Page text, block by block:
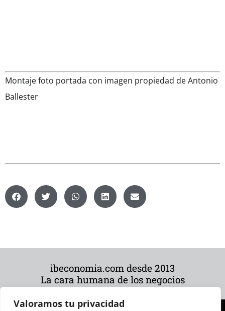
Valoramos tu privacidad
Montaje foto portada con imagen propiedad de Antonio
Ballester
ibeconomia.com desde 2013
La cara humana de los negocios